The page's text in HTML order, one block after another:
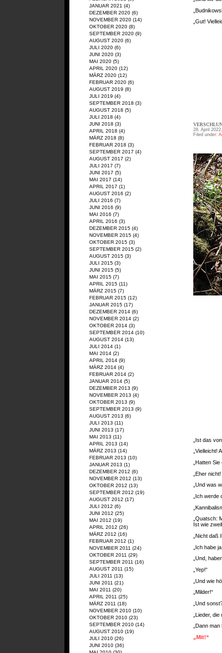
JANUAR 2021 (4)
DEZEMBER 2020 (6)
NOVEMBER 2020 (14)
OKTOBER 2020 (8)
SEPTEMBER 2020 (9)
AUGUST 2020 (6)
JULI 2020 (6)
JUNI 2020 (3)
MAI 2020 (5)
APRIL 2020 (12)
MÄRZ 2020 (12)
FEBRUAR 2020 (6)
AUGUST 2019 (8)
JULI 2019 (4)
SEPTEMBER 2018 (3)
AUGUST 2018 (5)
JULI 2018 (4)
JUNI 2018 (3)
APRIL 2018 (4)
MÄRZ 2018 (8)
FEBRUAR 2018 (3)
SEPTEMBER 2017 (4)
AUGUST 2017 (2)
JULI 2017 (7)
JUNI 2017 (5)
MAI 2017 (14)
APRIL 2017 (1)
AUGUST 2016 (2)
JULI 2016 (7)
JUNI 2016 (9)
MAI 2016 (7)
APRIL 2016 (3)
DEZEMBER 2015 (4)
NOVEMBER 2015 (4)
OKTOBER 2015 (3)
SEPTEMBER 2015 (2)
AUGUST 2015 (3)
JULI 2015 (3)
JUNI 2015 (5)
MAI 2015 (7)
APRIL 2015 (11)
MÄRZ 2015 (7)
FEBRUAR 2015 (12)
JANUAR 2015 (17)
DEZEMBER 2014 (6)
NOVEMBER 2014 (2)
OKTOBER 2014 (3)
SEPTEMBER 2014 (10)
AUGUST 2014 (13)
JULI 2014 (1)
MAI 2014 (2)
APRIL 2014 (9)
MÄRZ 2014 (4)
FEBRUAR 2014 (2)
JANUAR 2014 (5)
DEZEMBER 2013 (9)
NOVEMBER 2013 (4)
OKTOBER 2013 (9)
SEPTEMBER 2013 (9)
AUGUST 2013 (6)
JULI 2013 (11)
JUNI 2013 (17)
MAI 2013 (11)
APRIL 2013 (14)
MÄRZ 2013 (14)
FEBRUAR 2013 (10)
JANUAR 2013 (1)
DEZEMBER 2012 (6)
NOVEMBER 2012 (13)
OKTOBER 2012 (13)
SEPTEMBER 2012 (19)
AUGUST 2012 (17)
JULI 2012 (6)
JUNI 2012 (25)
MAI 2012 (19)
APRIL 2012 (26)
MÄRZ 2012 (16)
FEBRUAR 2012 (1)
NOVEMBER 2011 (24)
OKTOBER 2011 (29)
SEPTEMBER 2011 (16)
AUGUST 2011 (15)
JULI 2011 (13)
JUNI 2011 (21)
MAI 2011 (20)
APRIL 2011 (25)
MÄRZ 2011 (18)
NOVEMBER 2010 (10)
OKTOBER 2010 (23)
SEPTEMBER 2010 (14)
AUGUST 2010 (19)
JULI 2010 (26)
JUNI 2010 (36)
„Gut!
28. April
Filed under:
„Ist das
„Vielleicht!
„Hatten
„Eher
„Und was
„Ich
„Quatsch:
Ist wie
„Nicht daß
„Ich habe
„Und,
„Yep!“
„Und wie
„Milder!“
„Und
„Lieder,
„Dann
„Mit!“